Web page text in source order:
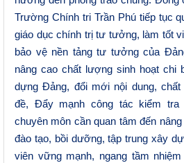
Trường Chính tri Trần Phú tiếp tục
giáo dục chính trị tư tưởng, làm tốt
bảo vệ nền tảng tư tưởng của
nâng cao chất lượng sinh hoạt chi
dựng Đảng, đổi mới nội dung,
đề, Đẩy mạnh công tác kiểm tra
chuyên môn cần quan tâm đến
đào tạo, bồi dưỡng, tập trung xây
viên vững mạnh, ngang tầm